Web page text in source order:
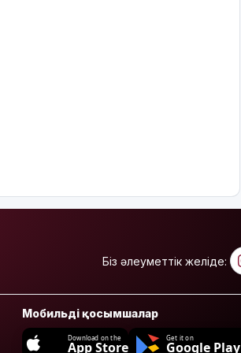
Біз әлеуметтік желіде:
Мобильді қосымшалар
Download on the
App Store
Get it on
Google Play